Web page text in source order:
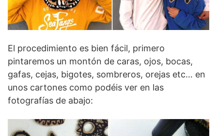
El procedimiento es bien fácil, primero
pintaremos un montón de caras, ojos, bocas,
gafas, cejas, bigotes, sombreros, orejas etc… en
unos cartones como podéis ver en las
fotografías de abajo: